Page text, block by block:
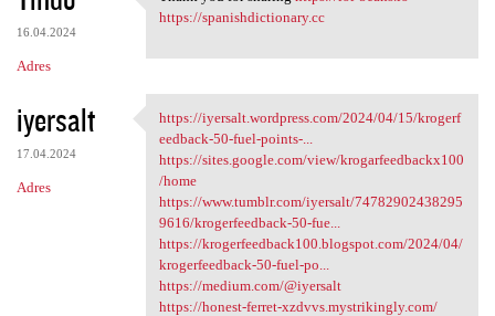
16.04.2024
Adres
Thank you for sharing https:/
https://spanishdictionary.cc
iyersalt
17.04.2024
Adres
https://iyersalt.wordpress
https://iyersalt.wordpress.com/2024/04/15/krogerf
eedback-50-fuel-points-...
https://sites.google.com/view/krogarfeedbackx100
/home
https://www.tumblr.com/iyersalt/74782902438295
9616/krogerfeedback-50-fue...
https://krogerfeedback100.blogspot.com/2024/04/
krogerfeedback-50-fuel-po...
https://medium.com/@iyersalt
https://honest-ferret-xzdvvs.mystrikingly.com/